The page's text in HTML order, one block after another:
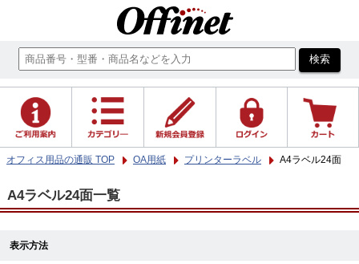
オフィス用品の通販 TOP OA用紙 プリンターラベル A4ラベル24面
A4ラベル24面一覧
表示方法